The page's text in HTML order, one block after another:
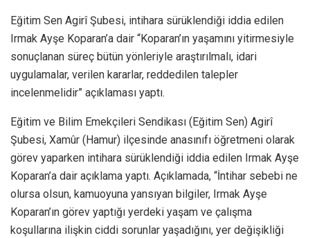
Eğitim Sen Agirî Şubesi, intihara sürüklendiği iddia edilen
Irmak Ayşe Koparan’a dair “Koparan’ın yaşamını yitirmesiyle
sonuçlanan süreç bütün yönleriyle araştırılmalı, idari
uygulamalar, verilen kararlar, reddedilen talepler
incelenmelidir” açıklaması yaptı.
Eğitim ve Bilim Emekçileri Sendikası (Eğitim Sen) Agirî
Şubesi, Xamûr (Hamur) ilçesinde anasınıfı öğretmeni olarak
görev yaparken intihara sürüklendiği iddia edilen Irmak Ayşe
Koparan’a dair açıklama yaptı. Açıklamada, “İntihar sebebi ne
olursa olsun, kamuoyuna yansıyan bilgiler, Irmak Ayşe
Koparan’ın görev yaptığı yerdeki yaşam ve çalışma
koşullarına ilişkin ciddi sorunlar yaşadığını, yer değişikliği